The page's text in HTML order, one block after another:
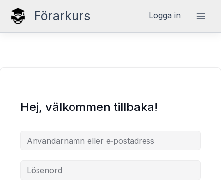
Hoppa
Förarkurs Logga in
Hej, välkommen tillbaka!